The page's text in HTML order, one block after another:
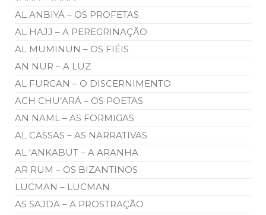
AL ANBIYÁ – OS PROFETAS
AL HAJJ – A PEREGRINAÇÃO
AL MUMINUN – OS FIÉIS
AN NUR – A LUZ
AL FURCAN – O DISCERNIMENTO
ACH CHU’ARÁ – OS POETAS
AN NAML – AS FORMIGAS
AL CASSAS – AS NARRATIVAS
AL ‘ANKABUT – A ARANHA
AR RUM – OS BIZANTINOS
LUCMAN – LUCMAN
AS SAJDA – A PROSTRAÇÃO